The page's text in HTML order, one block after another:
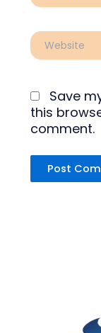
Website
Save
this
comment.